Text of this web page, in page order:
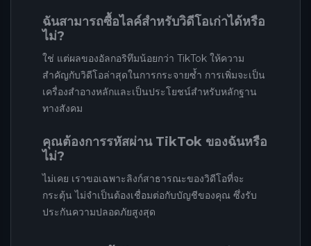
ฉันสามารถซื้อไลค์สำหรับวิดีโอเก่าได้หรือ
ไม่?
ใช่ แต่ผลของอัลกอริทึมน้อยกว่า TikTok ให้ความ
สำคัญกับวิดีโอล่าสุดในการกระจายซ้ำ การเพิ่มจะเป็น
เครื่องสำอางหลักและเป็นประโยชน์สำหรับหลักฐาน
ทางสังคม
คุณต้องการรหัสผ่าน TikTok ของฉันหรือ
ไม่?
ไม่เคย เราขอเฉพาะลิงก์สาธารณะของวิดีโอที่จะ
กระตุ้น ไม่จำเป็นต้องเชื่อมต่อกับบัญชีของคุณ ซึ่งรับ
ประกันความปลอดภัยสูงสุด